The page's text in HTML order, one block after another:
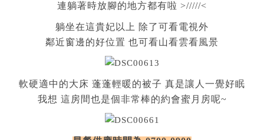
連躺著時放腳的地方都有啦 >/////<
躺坐在這貴妃以上 除了可看電視外
鄰近窗邊的好位置 也可看山看雲看風景
軟硬適中的大床 蓬蓬輕暖的被子 真是讓人一覺好眠
我想 這房間也是個非常棒的約會蜜月房呢~